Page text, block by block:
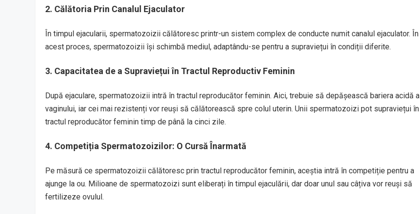
2. Călătoria Prin Canalul Ejaculator
În timpul ejacularii, spermatozoizii călătoresc printr-un sistem complex de conducte numit canalul ejaculator. În
acest proces, spermatozoizii își schimbă mediul, adaptându-se pentru a supraviețui în condiții diferite.
3. Capacitatea de a Supraviețui în Tractul Reproductiv Feminin
După ejaculare, spermatozoizii intră în tractul reproducător feminin. Aici, trebuie să depășească bariera acidă a
vaginului, iar cei mai rezistenți vor reuși să călătorească spre colul uterin. Unii spermatozoizi pot supraviețui în
tractul reproducător feminin timp de până la cinci zile.
4. Competiția Spermatozoizilor: O Cursă Înarmată
Pe măsură ce spermatozoizii călătoresc prin tractul reproducător feminin, aceștia intră în competiție pentru a
ajunge la ou. Milioane de spermatozoizi sunt eliberați în timpul ejaculării, dar doar unul sau câțiva vor reuși să
fertilizeze ovulul.